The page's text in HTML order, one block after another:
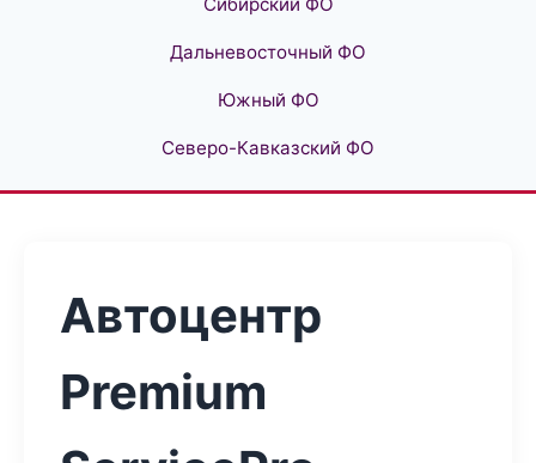
Дальневосточный ФО
Южный ФО
Северо-Кавказский ФО
Автоцентр
Premium